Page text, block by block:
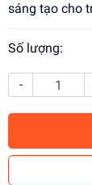
sáng tạo cho
Số lượng:
-